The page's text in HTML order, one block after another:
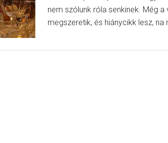
nem szólunk róla senkinek. Még a
megszeretik, és hiánycikk lesz, na